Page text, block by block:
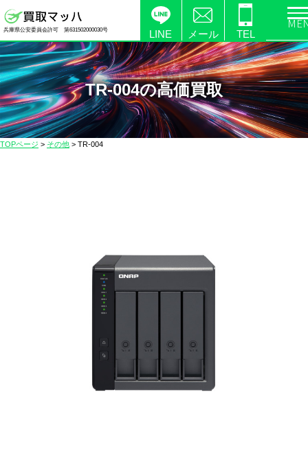
製
品
の
高
価
買
ッ
ハ】
送
料・
ピ
ー
兵庫県公安委員会許可 第631502000030号 LINE メール TEL
TR-004の高価買取
TOPページ > その他 > TR-004